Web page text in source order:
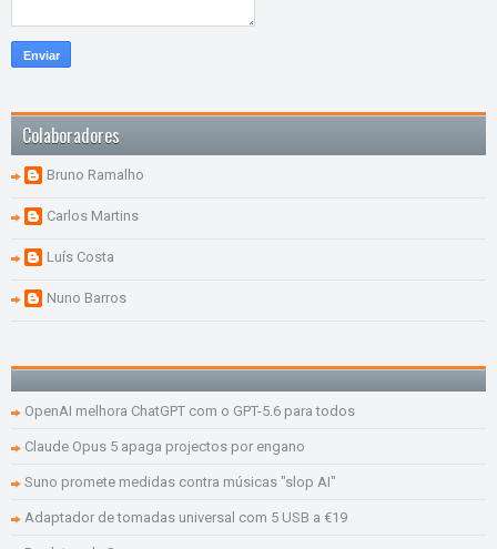
Colaboradores
Bruno Ramalho
Carlos Martins
Luís Costa
Nuno Barros
OpenAI melhora ChatGPT com o GPT-5.6 para todos
Claude Opus 5 apaga projectos por engano
Suno promete medidas contra músicas "slop AI"
Adaptador de tomadas universal com 5 USB a €19